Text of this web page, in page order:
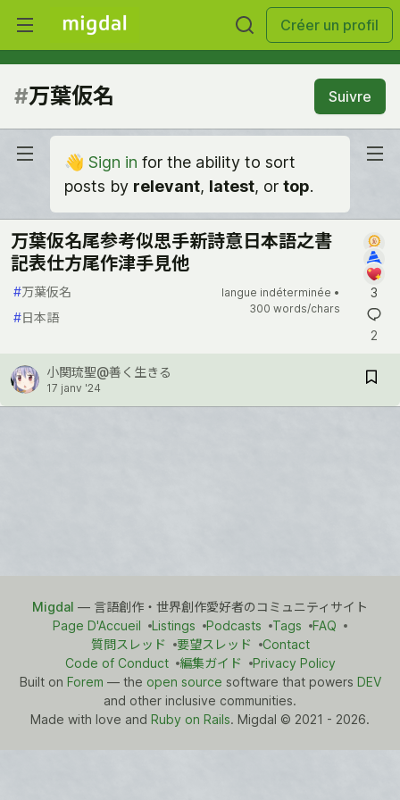
Créer un profil
#万葉仮名 Suivre
👋 Sign in for the ability to sort
posts by relevant, latest, or top.
万葉仮名尾参考似思手新詩意日本語之書
記表仕方尾作津手見他
#万葉仮名
#日本語
langue indéterminée •
300 words/chars
3
2
小関琉聖@善く生きる
17 janv '24
Migdal — 言語創作・世界創作愛好者のコミュニティサイト
Page D'Accueil
Listings Podcasts Tags
FAQ
質問スレッド
要望スレッド
Contact
Code of Conduct
編集ガイド
Privacy Policy
Built on Forem — the open source software that powers DEV
and other inclusive communities.
Made with love and Ruby on Rails. Migdal © 2021 - 2026.